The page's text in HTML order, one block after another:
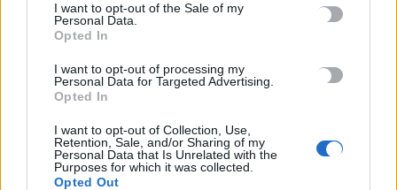
I want to opt-out of the Sale of my
Personal Data.
Opted In
I want to opt-out of processing my
Personal Data for Targeted Advertising.
Opted In
I want to opt-out of Collection, Use,
Retention, Sale, and/or Sharing of my
Personal Data that Is Unrelated with the
Purposes for which it was collected.
Opted Out
στη Νέα Υόρκη: Το τελευταίο μήνυμα που έστειλε η μητέρα
στον πρώην σύζυγό της
6 Αυγούστου, 2026
έχασε 100.000 ευρώ
6 Αυγούστου, 2026